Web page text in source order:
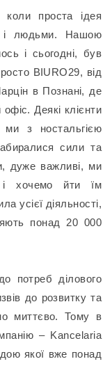
проста ідея
і людьми. Нашою
і сьогодні, був
BIURO29, від
в Познані, де
Деякі клієнти
з ностальгією
сили та
дуже важливі, ми
і хочемо йти їм
усієї діяльності,
понад 20 000
потреб ділового
до розвитку та
миттєво. Тому в
– Kancelaria
якої вже понад